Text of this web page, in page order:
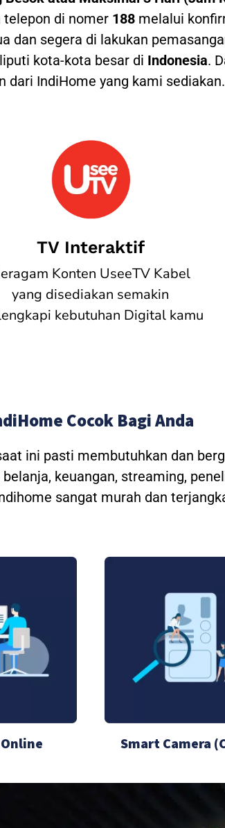
di nomer 188 melalui
dan segera di lakukan
kota-kota besar di Indonesia.
dari IndiHome yang kami sediakan.
TV Interaktif
Konten UseeTV Kabel
yang disediakan semakin
kebutuhan Digital kamu
Cocok Bagi Anda
ini pasti membutuhkan dan
keuangan, streaming,
sangat murah dan
Smart Camera